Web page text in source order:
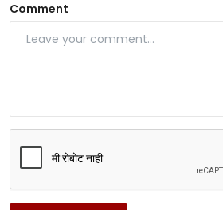
Comment